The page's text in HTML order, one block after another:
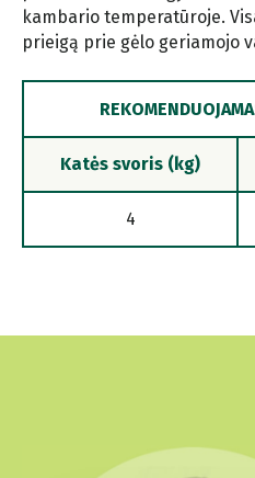
kambario temperatūroje.
prieigą prie gėlo geriamojo
Katės svoris (kg)
4